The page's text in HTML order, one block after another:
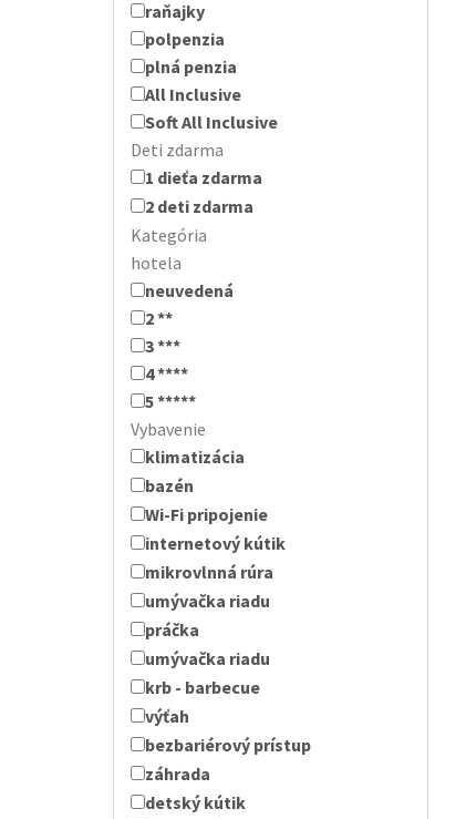
raňajky
polpenzia
plná penzia
All Inclusive
Soft All Inclusive
Deti zdarma
1 dieťa zdarma
2 deti zdarma
Kategória
hotela
neuvedená
2 **
3 ***
4 ****
5 *****
Vybavenie
klimatizácia
bazén
Wi-Fi pripojenie
internetový kútik
mikrovlnná rúra
umývačka riadu
práčka
umývačka riadu
krb - barbecue
výťah
bezbariérový prístup
záhrada
detský kútik